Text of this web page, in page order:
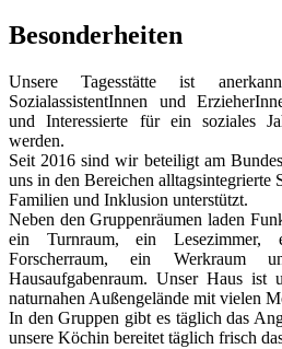
Besonderheiten
Unsere Tagesstätte ist
SozialassistentInnen und
und Interessierte für ein soziales
werden.
Seit 2016 sind wir beteiligt am
uns in den Bereichen alltagsintegrierte
Familien und Inklusion unterstützt.
Neben den Gruppenräumen laden
ein Turnraum, ein Lesezimmer,
Forscherraum, ein Werkraum
Hausaufgabenraum. Unser Haus ist
naturnahen Außengelände mit vielen
In den Gruppen gibt es täglich das
unsere Köchin bereitet täglich frisch